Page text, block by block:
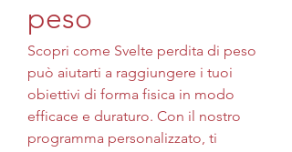
peso
Scopri come Svelte perdita di peso
può aiutarti a raggiungere i tuoi
obiettivi di forma fisica in modo
efficace e duraturo. Con il nostro
programma personalizzato, ti